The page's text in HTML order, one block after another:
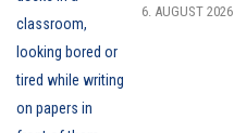
6. AUGUST 2026